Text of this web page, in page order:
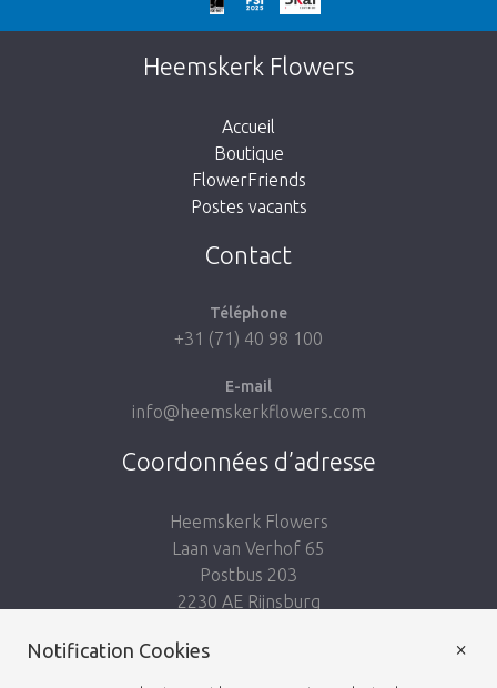
Nos excuses
Cette page n’existe pas. Cliquez sur le lien
suivant pour retourner à la boutique.
Heemskerk Flowers
Accueil
Boutique
FlowerFriends
Postes vacants
Contact
Téléphone
+31 (71) 40 98 100
E-mail
info@heemskerkflowers.com
Coordonnées d’adresse
Heemskerk Flowers
Laan van Verhof 65
Postbus 203
2230 AE Rijnsburg
Notification Cookies ×